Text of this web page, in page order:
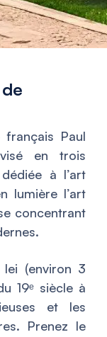
Paul
en trois
à l’art
lumière l’art
concentrant
(environ 3
19ᵉ siècle à
et les
Prenez le